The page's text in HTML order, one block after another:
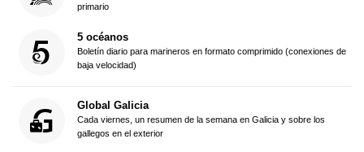
primario
5 océanos
Boletín diario para marineros en formato comprimido (conexiones de
baja velocidad)
Global Galicia
Cada viernes, un resumen de la semana en Galicia y sobre los
gallegos en el exterior